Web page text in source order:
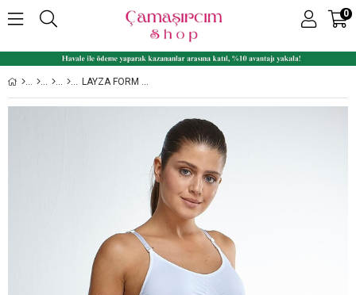
0
LAYZA FORM 15009 İP ASKILI 1 BEDEN KÜÇÜLTEN İZ YAPMAZ PAÇALI BOY SÜTYENLI KORSE